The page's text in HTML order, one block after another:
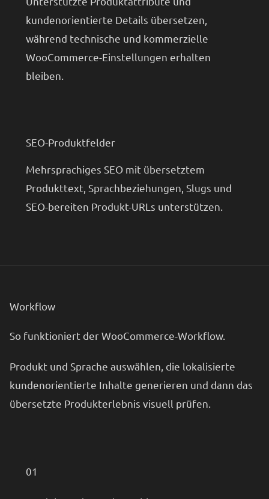
kundenorientierte Details übersetzen,
während technische und kommerzielle
WooCommerce-Einstellungen erhalten
bleiben.
SEO-Produktfelder
Mehrsprachiges SEO mit übersetztem
Produkttext, Sprachbeziehungen, Slugs und
SEO-bereiten Produkt-URLs unterstützen.
Workflow
So funktioniert der WooCommerce-Workflow.
Produkt und Sprache auswählen, die lokalisierte
kundenorientierte Inhalte generieren und dann das
übersetzte Produkterlebnis visuell prüfen.
01